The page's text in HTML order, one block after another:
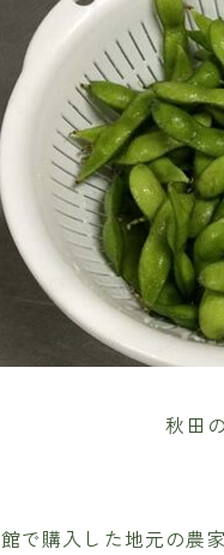
秋田
で購入した地元の農